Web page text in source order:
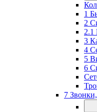
1
2
2.1
3
4
5
6
7